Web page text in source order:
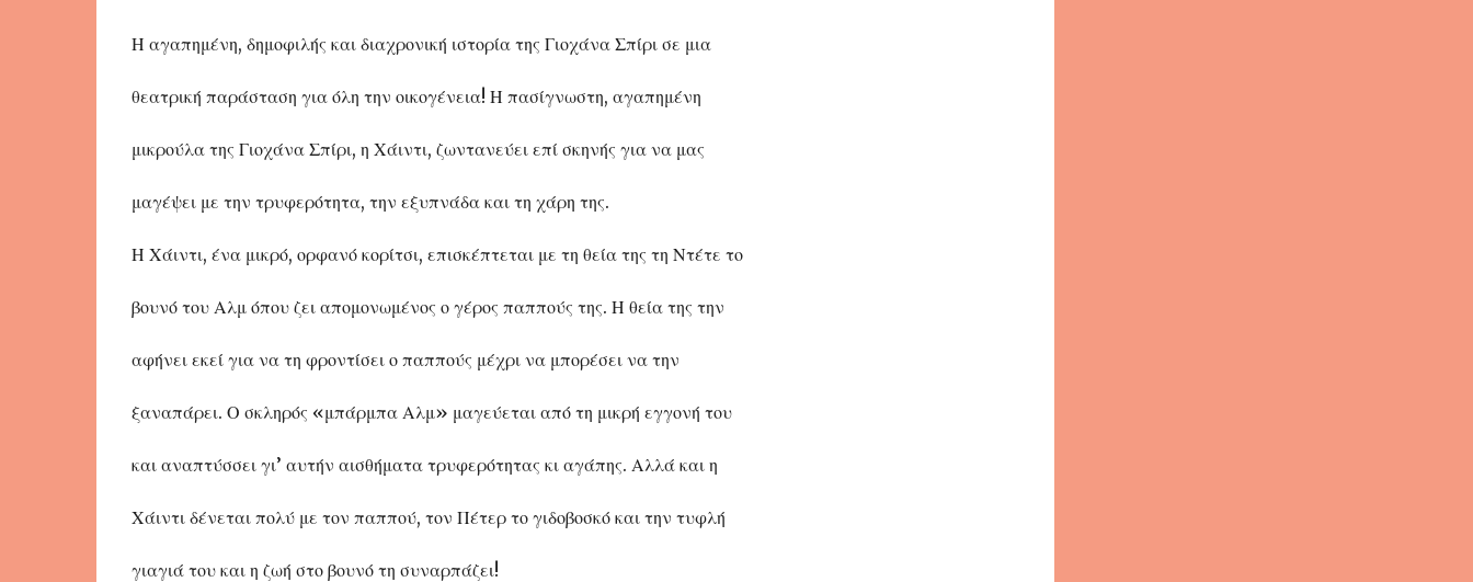
Η αγαπημένη, δημοφιλής και διαχρονική ιστορία της Γιοχάνα Σπίρι σε μια
θεατρική παράσταση για όλη την οικογένεια! Η πασίγνωστη, αγαπημένη
μικρούλα της Γιοχάνα Σπίρι, η Χάιντι, ζωντανεύει επί σκηνής για να μας
μαγέψει με την τρυφερότητα, την εξυπνάδα και τη χάρη της.
Η Χάιντι, ένα μικρό, ορφανό κορίτσι, επισκέπτεται με τη θεία της τη Ντέτε το
βουνό του Αλμ όπου ζει απομονωμένος ο γέρος παππούς της. Η θεία της την
αφήνει εκεί για να τη φροντίσει ο παππούς μέχρι να μπορέσει να την
ξαναπάρει. Ο σκληρός «μπάρμπα Αλμ» μαγεύεται από τη μικρή εγγονή του
και αναπτύσσει γι’ αυτήν αισθήματα τρυφερότητας κι αγάπης. Αλλά και η
Χάιντι δένεται πολύ με τον παππού, τον Πέτερ το γιδοβοσκό και την τυφλή
γιαγιά του και η ζωή στο βουνό τη συναρπάζει!